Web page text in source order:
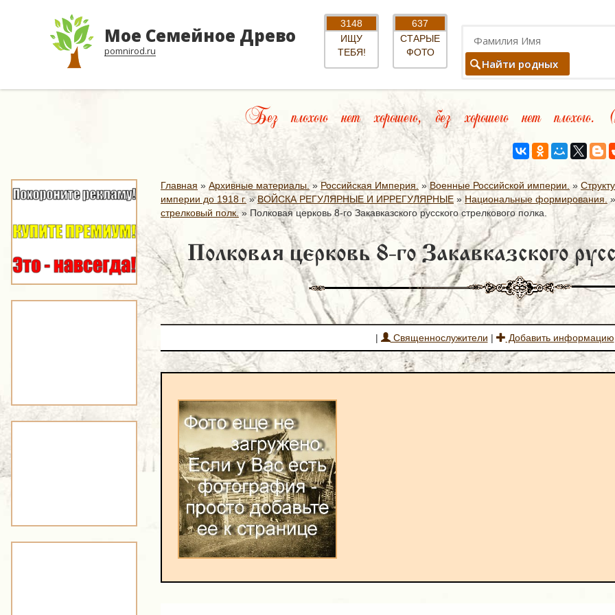
Мое Семейное Древо
pomnirod.ru
3148
ИЩУ
ТЕБЯ!
637
СТАРЫЕ
ФОТО
Найти родных
Без плохого нет хорошего, без хорошего нет плохого.
Главная » Архивные материалы. »Российская Империя. »Военные Российской империи. »
империи до 1918 г.»ВОЙСКА РЕГУЛЯРНЫЕ И ИРРЕГУЛЯРНЫЕ » Национальные формирования.
стрелковый полк. » Полковая церковь 8-го Закавказского русского стрелкового полка.
Полковая церковь 8-го Закавказского
| Священнослужители | Добавить информацию